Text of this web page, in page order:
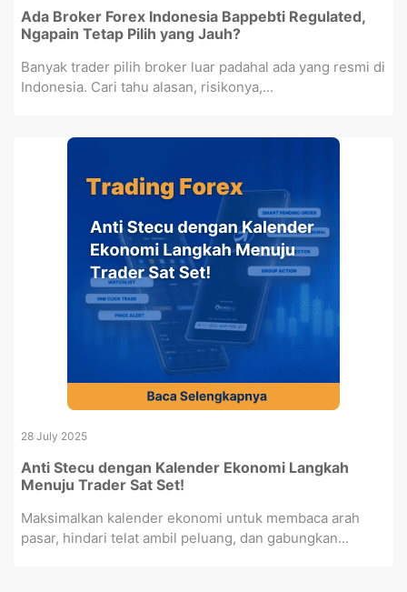
Ada Broker Forex Indonesia Bappebti Regulated,
Ngapain Tetap Pilih yang Jauh?
Banyak trader pilih broker luar padahal ada yang resmi di
Indonesia. Cari tahu alasan, risikonya,...
28 July 2025
Anti Stecu dengan Kalender Ekonomi Langkah
Menuju Trader Sat Set!
Maksimalkan kalender ekonomi untuk membaca arah
pasar, hindari telat ambil peluang, dan gabungkan...